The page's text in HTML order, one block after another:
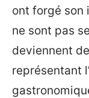
ont forgé son
ne sont pas
deviennent
représentant